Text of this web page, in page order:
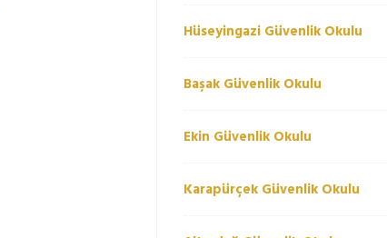
Hüseyingazi Güvenlik Okulu
Başak Güvenlik Okulu
Ekin Güvenlik Okulu
Karapürçek Güvenlik Okulu